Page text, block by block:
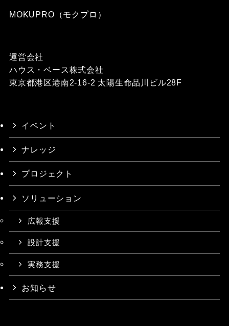
MOKUPRO（モクプロ）
運営会社
ハウス・ベース株式会社
東京都港区港南2-16-2 太陽生命品川ビル28F
イベント
ナレッジ
プロジェクト
ソリューション
広報支援
設計支援
実務支援
お知らせ